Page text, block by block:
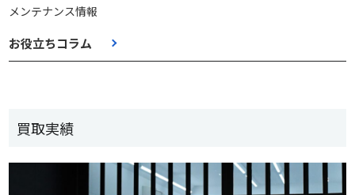
メンテナンス情報
お役立ちコラム
買取実績